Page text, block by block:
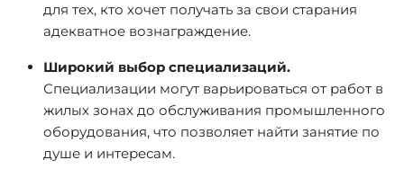
для тех, кто хочет получать за свои старания
адекватное вознаграждение.
Широкий выбор специализаций.
Специализации могут варьироваться от работ в
жилых зонах до обслуживания промышленного
оборудования, что позволяет найти занятие по
душе и интересам.